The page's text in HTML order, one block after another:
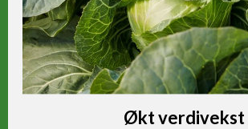
Økt verdivekst